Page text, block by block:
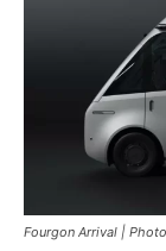
Fourgon Arrival |